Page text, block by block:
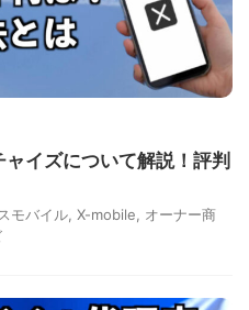
イズについて解説！評判
モバイル X-mobile
オーナー商